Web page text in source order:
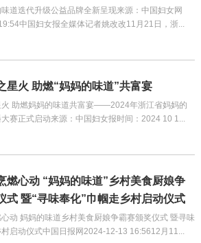
道迭代升级公益品牌全新呈现来源：中国妇女网
中国妇女报全媒体记者姚改改11月21日，浙...
星火 助燃“妈妈的味道”共富宴
火 助燃妈妈的味道共富宴​——2024年浙江省妈妈的
赛正式启动来源：中国妇女报时间：2024 10 1...
燃心动 “妈妈的味道”乡村美食厨娘争
式 暨“寻味奉化”巾帼走乡村启动仪式
动 妈妈的味道乡村美食厨娘争霸赛颁奖仪式 暨寻味
启动仪式中国日报网2024-12-13 16:5612月11...